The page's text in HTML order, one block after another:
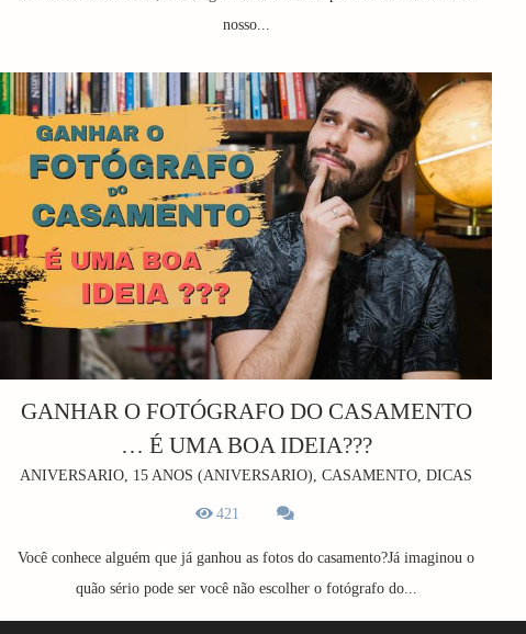
nosso...
GANHAR O FOTÓGRAFO DO CASAMENTO
… É UMA BOA IDEIA???
ANIVERSARIO, 15 ANOS (ANIVERSARIO), CASAMENTO, DICAS
421
Você conhece alguém que já ganhou as fotos do casamento?Já imaginou o
quão sério pode ser você não escolher o fotógrafo do...